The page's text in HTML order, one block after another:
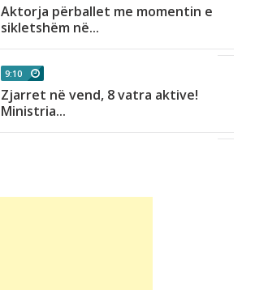
Aktorja përballet me momentin e
sikletshëm në...
9:10
Zjarret në vend, 8 vatra aktive!
Ministria...